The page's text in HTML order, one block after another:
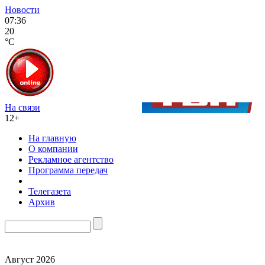
Новости
07:36
20
°C
На связи
12+
На главную
О компании
Рекламное агентство
Программа передач
Телегазета
Архив
Август 2026